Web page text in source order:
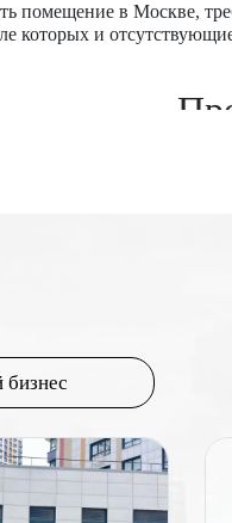
помещение в Москве,
которых и
прибыль,
суммой инвестиций и
вложенные средства. У
имеется подробное